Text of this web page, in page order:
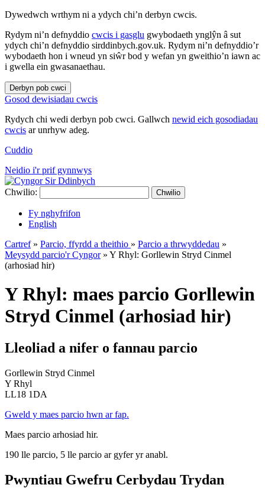
Dywedwch wrthym ni a ydych chi’n derbyn cwcis.
Rydym ni’n defnyddio cwcis i gasglu gwybodaeth ynglŷn â sut
ydych chi’n defnyddio sirddinbych.gov.uk. Rydym ni’n defnyddio’r
wybodaeth hon i wneud yn siŵr bod y wefan yn gweithio’n iawn ac
i gwella ein gwasanaethau.
Derbyn pob cwci
Gosod dewisiadau cwcis
Rydych chi wedi derbyn pob cwci. Gallwch newid eich gosodiadau
cwcis ar unrhyw adeg.
Cuddio
Neidio i'r prif gynnwys
Chwilio: Chwilio
Fy nghyfrifon
English
Cartref» Parcio, ffyrdd a theithio » Parcio a thrwyddedau »
Meysydd parcio'r Cyngor» Y Rhyl: Gorllewin Stryd Cinmel
(arhosiad hir)
Y Rhyl: maes parcio Gorllewin
Stryd Cinmel (arhosiad hir)
Lleoliad a nifer o fannau parcio
Gorllewin Stryd Cinmel
Y Rhyl
LL18 1DA
Gweld y maes parcio hwn ar fap.
Maes parcio arhosiad hir.
190 lle parcio, 5 lle parcio ar gyfer yr anabl.
Pwyntiau Gwefru Cerbydau Trydan